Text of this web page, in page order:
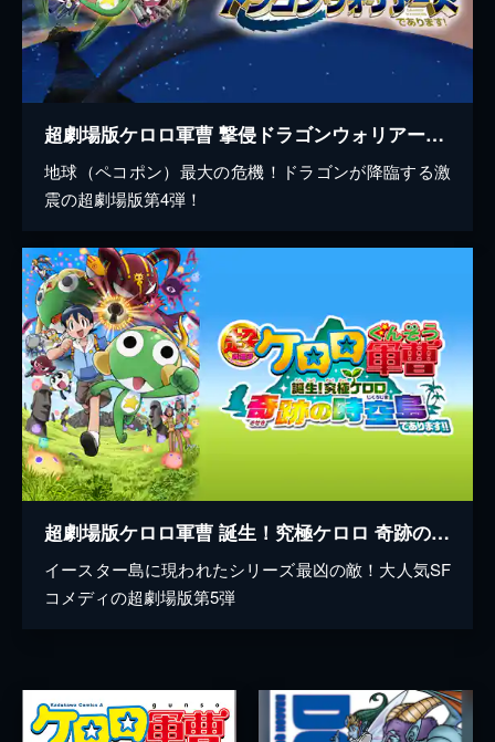
超劇場版ケロロ軍曹 撃侵ドラゴンウォリアーズであります！
地球（ペコポン）最大の危機！ドラゴンが降臨する激
震の超劇場版第4弾！
超劇場版ケロロ軍曹 誕生！究極ケロロ 奇跡の時空島であります!!
イースター島に現われたシリーズ最凶の敵！大人気SF
コメディの超劇場版第5弾